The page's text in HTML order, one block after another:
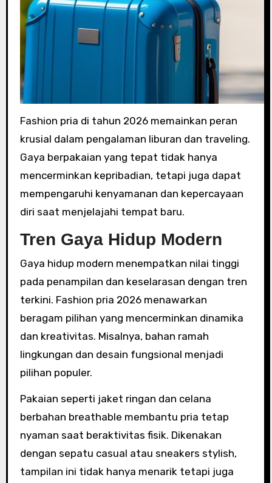
Fashion pria di tahun 2026 memainkan peran
krusial dalam pengalaman liburan dan traveling.
Gaya berpakaian yang tepat tidak hanya
mencerminkan kepribadian, tetapi juga dapat
mempengaruhi kenyamanan dan kepercayaan
diri saat menjelajahi tempat baru.
Tren Gaya Hidup Modern
Gaya hidup modern menempatkan nilai tinggi
pada penampilan dan keselarasan dengan tren
terkini. Fashion pria 2026 menawarkan
beragam pilihan yang mencerminkan dinamika
dan kreativitas. Misalnya, bahan ramah
lingkungan dan desain fungsional menjadi
pilihan populer.
Pakaian seperti jaket ringan dan celana
berbahan breathable membantu pria tetap
nyaman saat beraktivitas fisik. Dikenakan
dengan sepatu casual atau sneakers stylish,
tampilan ini tidak hanya menarik tetapi juga